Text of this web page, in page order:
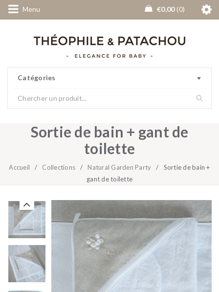
Menu €0,00 0
Catégories
Sortie de bain + gant de
toilette
Accueil / Collections / Natural Garden Party /
Sortie de bain +
gant de toilette